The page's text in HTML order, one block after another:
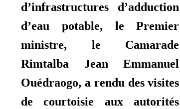
d’infrastructures d’adduction
d’eau potable, le Premier
ministre, le Camarade
Rimtalba Jean Emmanuel
Ouédraogo, a rendu des visites
de courtoisie aux autorités